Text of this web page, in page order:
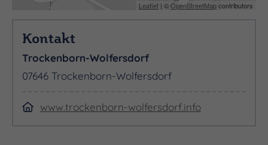
Leaflet | ©OpenStreetMapcontributors
Kontakt
Trockenborn-Wolfersdorf
07646 Trockenborn-Wolfersdorf
www.trockenborn-wolfersdorf.info